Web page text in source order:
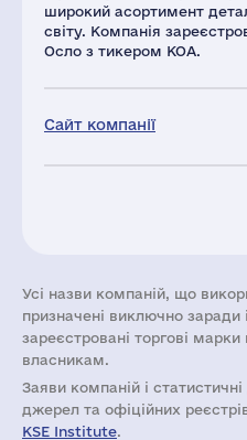
широкий асортимент
світу. Компанія
Осло з тикером KOA.
Сайт компанії
Усі назви компаній, що
призначені виключно заради
зареєстровані торгові
власникам.
Заяви компаній i статистичні
джерел та офіційних
KSE Institute.